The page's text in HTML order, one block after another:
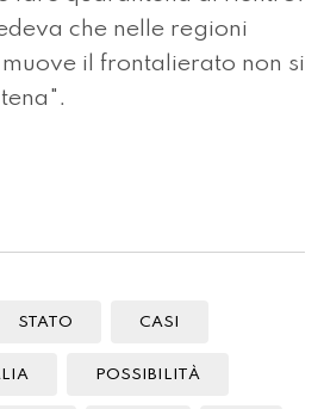
che nelle regioni
il frontalierato non si
STATO CASI
POSSIBILITÀ